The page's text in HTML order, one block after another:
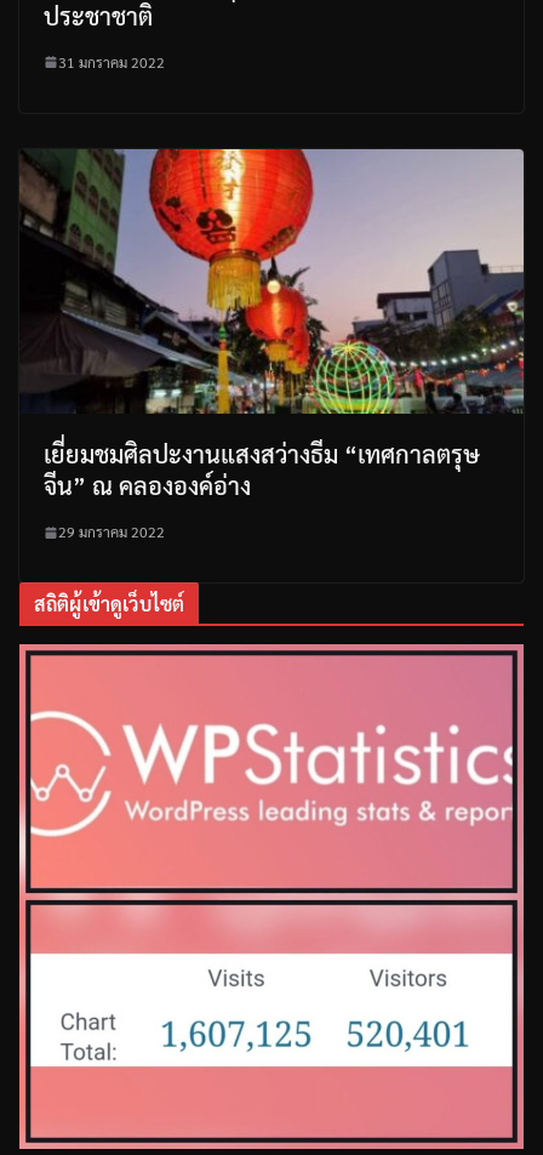
ประชาชาติ
31 มกราคม 2022
เยี่ยมชมศิลปะงานแสงสว่างธีม “เทศกาลตรุษ
จีน” ณ คลององค์อ่าง
29 มกราคม 2022
สถิติผู้เข้าดูเว็บไซต์